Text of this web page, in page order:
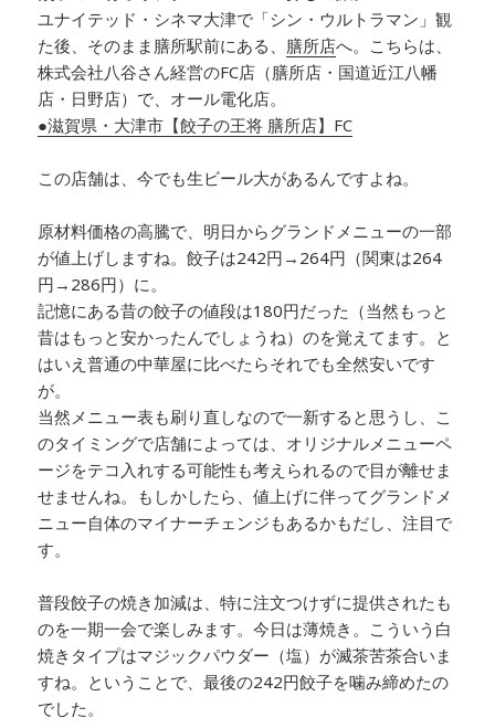
ユナイテッド・シネマ大津で「シン・ウルトラマン」観
た後、そのまま膳所駅前にある、 膳所店へ。 こちらは、
株式会社八谷さん経営のFC店（膳所店・国道近江八幡
店・日野店）で、オール電化店。
●滋賀県・大津市【餃子の王将 膳所店】FC
この店舗は、今でも生ビール大があるんですよね。
原材料価格の高騰で、明日からグランドメニューの一部
が値上げしますね。餃子は242円→264円（関東は264
円→286円）に。
記憶にある昔の餃子の値段は180円だった（当然もっと
昔はもっと安かったんでしょうね）のを覚えてます。と
はいえ普通の中華屋に比べたらそれでも全然安いです
が。
当然メニュー表も刷り直しなので一新すると思うし、こ
のタイミングで店舗によっては、オリジナルメニューペ
ージをテコ入れする可能性も考えられるので目が離せま
せませんね。もしかしたら、値上げに伴ってグランドメ
ニュー自体のマイナーチェンジもあるかもだし、注目で
す。
普段餃子の焼き加減は、特に注文つけずに提供されたも
のを一期一会で楽しみます。今日は薄焼き。こういう白
焼きタイプはマジックパウダー（塩）が滅茶苦茶合いま
すね。ということで、最後の242円餃子を噛み締めたの
でした。